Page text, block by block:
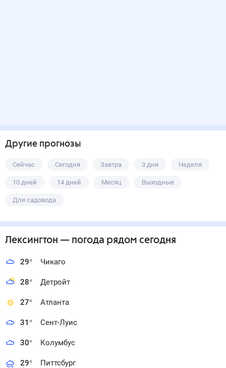
Другие прогнозы
Сейчас Сегодня Завтра 3 дня Неделя
10 дней 14 дней Месяц Выходные
Для садовода
Лексингтон — погода рядом сегодня
29° Чикаго
28° Детройт
27° Атланта
31° Сент-Луис
30° Колумбус
29° Питтсбург